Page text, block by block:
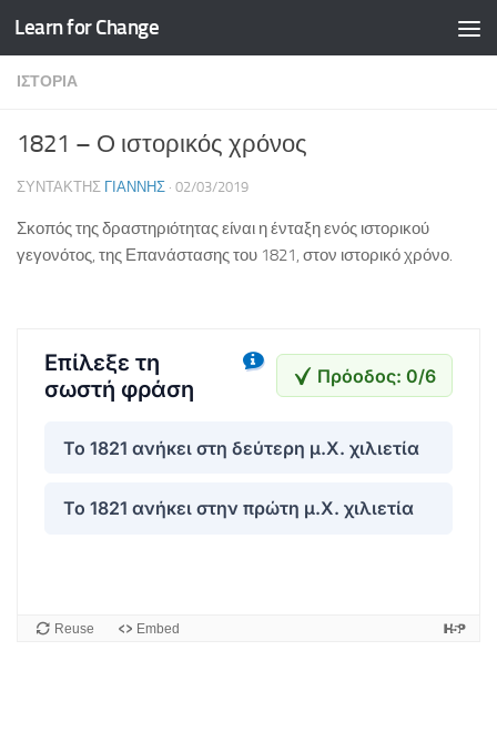
Skip to content
Learn for Change
ΙΣΤΟΡΊΑ
1821 – Ο ιστορικός χρόνος
ΣΥΝΤΆΚΤΗΣ ΓΙΆΝΝΗΣ · 02/03/2019
Σκοπός της δραστηριότητας είναι η ένταξη ενός ιστορικού
γεγονότος, της Επανάστασης του 1821, στον ιστορικό χρόνο.